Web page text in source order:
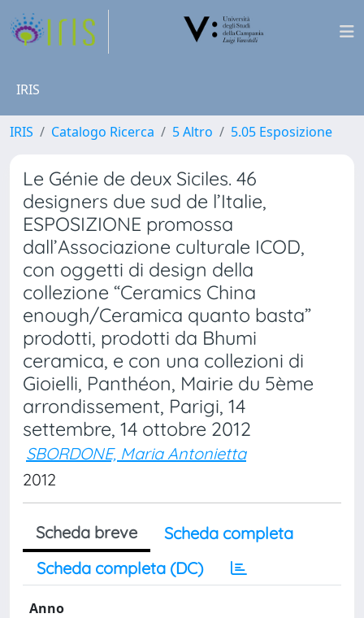
IRIS
IRIS Catalogo Ricerca 5 Altro 5.05 Esposizione
Le Génie de deux Siciles. 46
designers due sud de l’Italie,
ESPOSIZIONE promossa
dall’Associazione culturale ICOD,
con oggetti di design della
collezione “Ceramics China
enough/Ceramica quanto basta”
prodotti, prodotti da Bhumi
ceramica, e con una collezioni di
Gioielli, Panthéon, Mairie du 5ème
arrondissement, Parigi, 14
settembre, 14 ottobre 2012
SBORDONE, Maria Antonietta
2012
Scheda breve
Scheda completa
Scheda completa (DC)
Anno